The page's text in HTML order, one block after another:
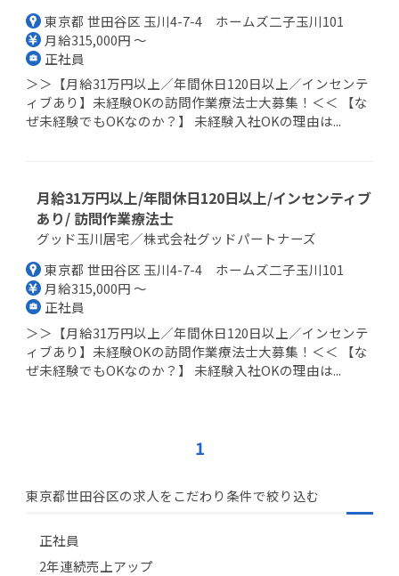
東京都 世田谷区 玉川4-7-4 ホームズ二子玉川101
月給315,000円 ～
正社員
＞＞【月給31万円以上／年間休日120日以上／インセンテ
ィブあり】未経験OKの訪問作業療法士大募集！＜＜ 【な
ぜ未経験でもOKなのか？】 未経験入社OKの理由は...
月給31万円以上/年間休日120日以上/インセンティブ
あり/ 訪問作業療法士
グッド玉川居宅／株式会社グッドパートナーズ
東京都 世田谷区 玉川4-7-4 ホームズ二子玉川101
月給315,000円 ～
正社員
＞＞【月給31万円以上／年間休日120日以上／インセンテ
ィブあり】未経験OKの訪問作業療法士大募集！＜＜ 【な
ぜ未経験でもOKなのか？】 未経験入社OKの理由は...
1
東京都世田谷区の求人をこだわり条件で絞り込む
正社員
2年連続売上アップ